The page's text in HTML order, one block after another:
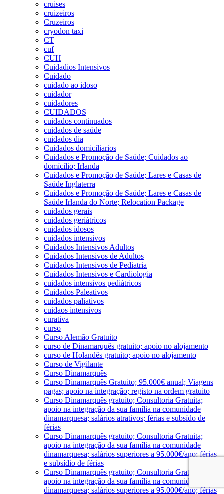
cruises
cruizeiros
Cruzeiros
cryodon taxi
CT
cuf
CUH
Cuidadios Intensivos
Cuidado
cuidado ao idoso
cuidador
cuidadores
CUIDADOS
cuidados continuados
cuidados de saúde
cuidados dia
Cuidados domiciliarios
Cuidados e Promoção de Saúde; Cuidados ao
domícilio; Irlanda
Cuidados e Promoção de Saúde; Lares e Casas de
Saúde Inglaterra
Cuidados e Promoção de Saúde; Lares e Casas de
Saúde Irlanda do Norte; Relocation Package
cuidados gerais
cuidados geriátricos
cuidados idosos
cuidados intensivos
Cuidados Intensivos Adultos
Cuidados Intensivos de Adultos
Cuidados Intensivos de Pediatria
Cuidados Intensivos e Cardiologia
cuidados intensivos pediátricos
Cuidados Paleativos
cuidados paliativos
cuidaos intensivos
curativa
curso
Curso Alemão Gratuito
curso de Dinamarquês gratuito; apoio no alojamento
curso de Holandês gratuito; apoio no alojamento
Curso de Vigilante
Curso Dinamarquês
Curso Dinamarquês Gratuito; 95.000€ anual; Viagens
pagas; apoio na integração; registo na ordem gratuito
Curso Dinamarquês gratuito; Consultoria Gratuita;
apoio na integração da sua família na comunidade
dinamarquesa; salários atrativos; férias e subsído de
férias
Curso Dinamarquês gratuito; Consultoria Gratuita;
apoio na integração da sua família na comunidade
dinamarquesa; salários superiores a 95.000€/ano; férias
e subsídio de férias
Curso Dinamarquês gratuito; Consultoria Gratuita;
apoio na integração da sua família na comunidade
dinamarquesa; salários superiores a 95.000€/ano; férias